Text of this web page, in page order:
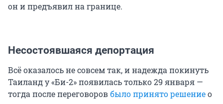
он и предъявил на границе.
Несостоявшаяся депортация
Всё оказалось не совсем так, и надежда покинуть
Таиланд у «Би-2» появилась только 29 января —
тогда после переговоровбыло принято решениео